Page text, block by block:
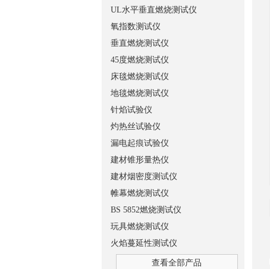
UL水平垂直燃烧测试仪
氧指数测试仪
垂直燃烧测试仪
45度燃烧测试仪
床毯燃烧测试仪
地毯燃烧测试仪
针焰试验仪
灼热丝试验仪
漏电起痕试验仪
建材锥形量热仪
建材烟密度测试仪
帷幕燃烧测试仪
BS 5852燃烧测试仪
玩具燃烧测试仪
火焰蔓延性测试仪
查看全部产品